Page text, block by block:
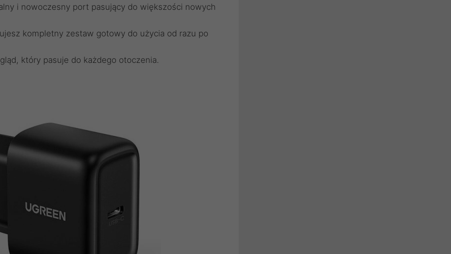
i nowoczesny port pasujący do większości nowych
kompletny zestaw gotowy do użycia od razu po
który pasuje do każdego otoczenia.